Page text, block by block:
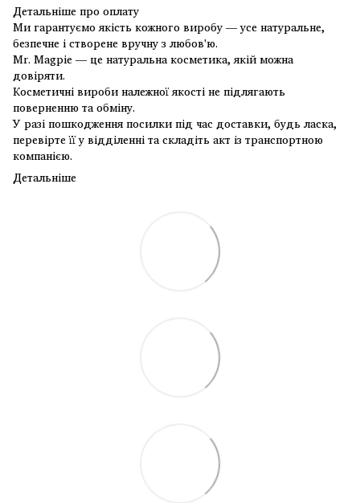
Детальніше про оплату
Ми гарантуємо якість кожного виробу — усе натуральне,
безпечне і створене вручну з любов'ю.
Mr. Magpie — це натуральна косметика, якій можна
довіряти.
Косметичні вироби належної якості не підлягають
поверненню та обміну.
У разі пошкодження посилки під час доставки, будь ласка,
перевірте її у відділенні та складіть акт із транспортною
компанією.
Детальніше